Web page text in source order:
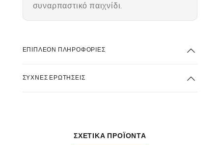
συναρπαστικό παιχνίδι.
ΕΠΙΠΛΈΟΝ ΠΛΗΡΟΦΟΡΊΕΣ
ΣΥΧΝΈΣ ΕΡΩΤΉΣΕΙΣ
ΣΧΕΤΙΚΆ ΠΡΟΪΌΝΤΑ